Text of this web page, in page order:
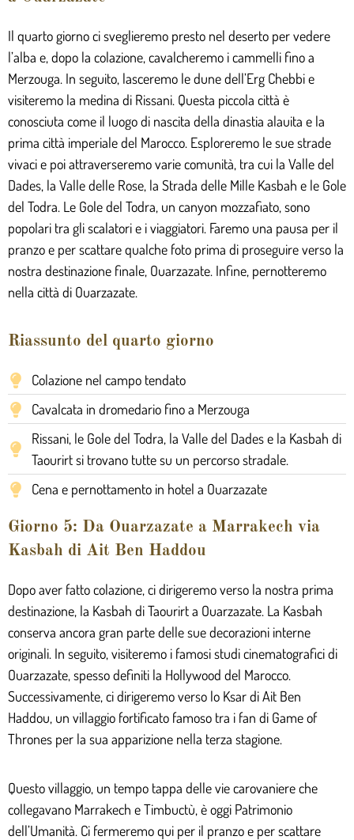
Il quarto giorno ci sveglieremo presto nel deserto per vedere
l’alba e, dopo la colazione, cavalcheremo i cammelli fino a
Merzouga. In seguito, lasceremo le dune dell’Erg Chebbi e
visiteremo la medina di Rissani. Questa piccola città è
conosciuta come il luogo di nascita della dinastia alauita e la
prima città imperiale del Marocco. Esploreremo le sue strade
vivaci e poi attraverseremo varie comunità, tra cui la Valle del
Dades, la Valle delle Rose, la Strada delle Mille Kasbah e le Gole
del Todra. Le Gole del Todra, un canyon mozzafiato, sono
popolari tra gli scalatori e i viaggiatori. Faremo una pausa per il
pranzo e per scattare qualche foto prima di proseguire verso la
nostra destinazione finale, Ouarzazate. Infine, pernotteremo
nella città di Ouarzazate.
Riassunto del quarto giorno
Colazione nel campo tendato
Cavalcata in dromedario fino a Merzouga
Rissani, le Gole del Todra, la Valle del Dades e la Kasbah di
Taourirt si trovano tutte su un percorso stradale.
Cena e pernottamento in hotel a Ouarzazate
Giorno 5: Da Ouarzazate a Marrakech via
Kasbah di Ait Ben Haddou
Dopo aver fatto colazione, ci dirigeremo verso la nostra prima
destinazione, la Kasbah di Taourirt a Ouarzazate. La Kasbah
conserva ancora gran parte delle sue decorazioni interne
originali. In seguito, visiteremo i famosi studi cinematografici di
Ouarzazate, spesso definiti la Hollywood del Marocco.
Successivamente, ci dirigeremo verso lo Ksar di Ait Ben
Haddou, un villaggio fortificato famoso tra i fan di Game of
Thrones per la sua apparizione nella terza stagione.
Questo villaggio, un tempo tappa delle vie carovaniere che
collegavano Marrakech e Timbuctù, è oggi Patrimonio
dell’Umanità. Ci fermeremo qui per il pranzo e per scattare